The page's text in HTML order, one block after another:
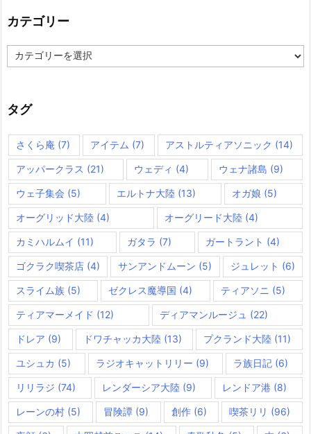
カテゴリー
テ
ー
タグ
さくら庵 (7) アイテム (7) アストルティアソニック (14)
アッパークラス (21) ウェディ (4) ウェナ諸島 (9)
ウェ子集会 (5) エルトナ大陸 (13) オガ娘 (5)
オーグリッド大陸 (4) オーグリード大陸 (4)
カミハルムイ (11) ガタラ (7) ガートラント (4)
ゴクラク喫茶店 (4) サンアンドムーン (5) ジュレット (6)
スライム族 (5) ゼクレス魔導国 (4) ティアソニ (5)
ティアマーメイド (12) ディアマンルージュ (22)
ドレア (9) ドワチャッカ大陸(13) プクランド大陸 (11)
ユシュカ (5) ラジオキャットリリー (9) ラ族日記 (6)
リリラジ (74) レンダーシア大陸 (9) レンドア港 (8)
レーンの村 (5) 冒険譚(9) 創作(6) 喫茶リリ (96)